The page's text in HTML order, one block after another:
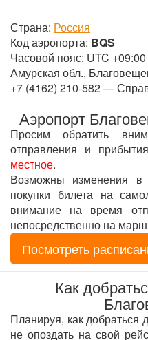
Страна: Россия
Код аэропорта: BQS
Часовой пояс: UTC +09:00
Амурская обл.,
+7 (4162) 210-582 —
Аэропорт
Просим обратить
отправления и
местное.
Возможны изменения в
покупки билета на
внимание на время
непосредственно на
Посмотреть
Как
Планируя, как добраться
не опоздать на свой